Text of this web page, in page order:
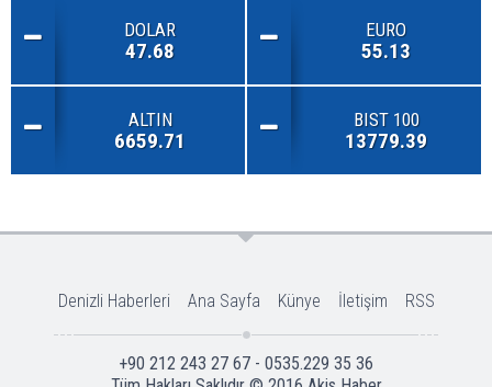
DOLAR
47.68
EURO
55.13
ALTIN
6659.71
BIST 100
13779.39
Denizli Haberleri Ana Sayfa Künye İletişim RSS
+90 212 243 27 67 - 0535.229 35 36